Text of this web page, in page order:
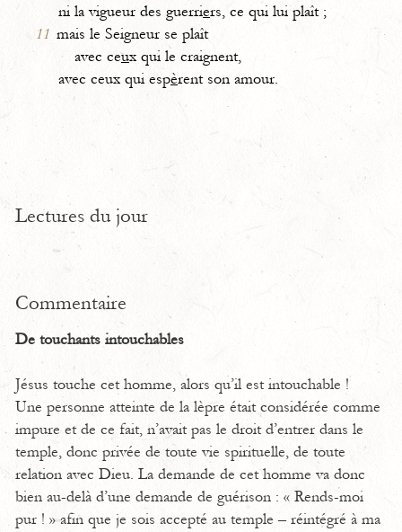
ni la vigueur des guerriers, ce qui lui plaît ;
11 mais le Seigneur se plaît
avec ceux qui le craignent,
avec ceux qui espèrent son amour.
Lectures du jour
Commentaire
De touchants intouchables
Jésus touche cet homme, alors qu’il est intouchable !
Une personne atteinte de la lèpre était considérée comme
impure et de ce fait, n’avait pas le droit d’entrer dans le
temple, donc privée de toute vie spirituelle, de toute
relation avec Dieu. La demande de cet homme va donc
bien au-delà d’une demande de guérison : « Rends-moi
pur ! » afin que je sois accepté au temple – réintégré à ma